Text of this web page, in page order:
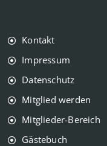
Kontakt
Impressum
Datenschutz
Mitglied werden
Mitglieder-Bereich
Gästebuch